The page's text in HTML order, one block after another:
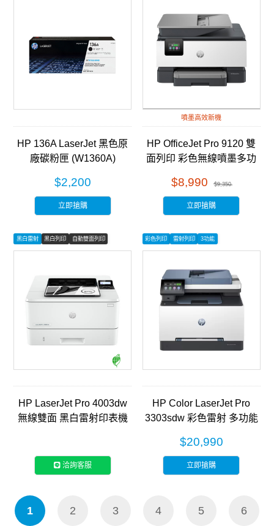
HP 136A LaserJet 黑色原
廠碳粉匣 (W1360A)
$2,200
立即搶購
噴墨高效新機
HP OfficeJet Pro 9120 雙
面列印 彩色無線噴墨多功
$8,990 $9,350
立即搶購
黑白雷射 黑白列印 自動雙面列印
HP LaserJet Pro 4003dw
無線雙面 黑白雷射印表機
洽詢客服
彩色列印 雷射列印 3功能
HP Color LaserJet Pro
3303sdw 彩色雷射 多功能
$20,990
立即搶購
1 2 3 4 5 6